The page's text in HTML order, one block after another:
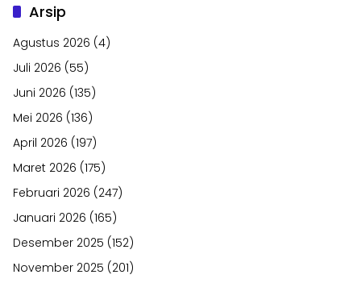
Arsip
Agustus 2026 (4)
Juli 2026 (55)
Juni 2026 (135)
Mei 2026 (136)
April 2026 (197)
Maret 2026 (175)
Februari 2026 (247)
Januari 2026 (165)
Desember 2025 (152)
November 2025 (201)